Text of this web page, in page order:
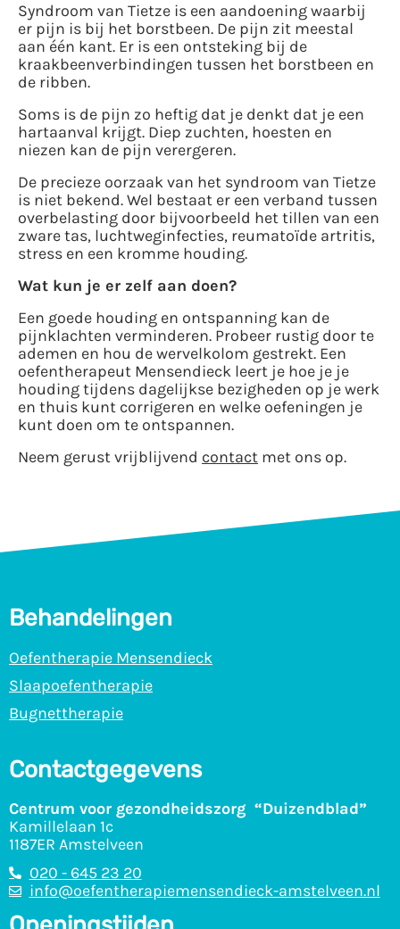
Syndroom van Tietze is een aandoening waarbij
er pijn is bij het borstbeen. De pijn zit meestal
aan één kant. Er is een ontsteking bij de
kraakbeenverbindingen tussen het borstbeen en
de ribben.
Soms is de pijn zo heftig dat je denkt dat je een
hartaanval krijgt. Diep zuchten, hoesten en
niezen kan de pijn verergeren.
De precieze oorzaak van het syndroom van Tietze
is niet bekend. Wel bestaat er een verband tussen
overbelasting door bijvoorbeeld het tillen van een
zware tas, luchtweginfecties, reumatoïde artritis,
stress en een kromme houding.
Wat kun je er zelf aan doen?
Een goede houding en ontspanning kan de
pijnklachten verminderen. Probeer rustig door te
ademen en hou de wervelkolom gestrekt. Een
oefentherapeut Mensendieck leert je hoe je je
houding tijdens dagelijkse bezigheden op je werk
en thuis kunt corrigeren en welke oefeningen je
kunt doen om te ontspannen.
Neem gerust vrijblijvend contact met ons op.
Behandelingen
Oefentherapie Mensendieck
Slaapoefentherapie
Bugnettherapie
Contactgegevens
Centrum voor gezondheidszorg “Duizendblad”
Kamillelaan 1c
1187ER Amstelveen
020 - 645 23 20
info@oefentherapiemensendieck-amstelveen.nl